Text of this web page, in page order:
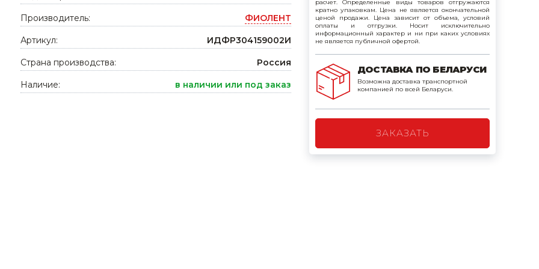
свиней
Чашечные кормушки
Чашечные поилки
Производитель: ФИОЛЕНТ
Артикул: ИДФР304159002И
Страна производства: Россия
Наличие: в наличии или под заказ
расчет. Определенные виды товаров отгружаются
кратно упаковкам. Цена не является окончательной
ценой продажи. Цена зависит от объема, условий
оплаты и отгрузки. Носит исключительно
информационный характер и ни при каких условиях
не является публичной офертой.
ДОСТАВКА ПО БЕЛАРУСИ
Возможна доставка транспортной
компанией по всей Беларуси.
ЗАКАЗАТЬ